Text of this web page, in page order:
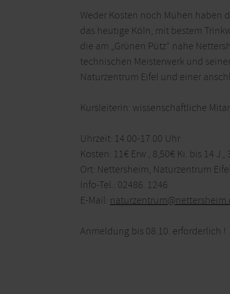
Weder Kosten noch Mühen haben
das heutige Köln, mit bestem
die am „Grünen Pütz“ nahe
technischen Meisterwerk und
Naturzentrum Eifel und einer
Kursleiterin: wissenschaftliche
Uhrzeit: 14.00-17.00 Uhr
Kosten: 11€ Erw., 8,50€ Ki. bis 14 J.,
Ort: Nettersheim, Naturzentrum
Info-Tel.: 02486. 1246
E-Mail:
Anmeldung bis 08.10. erforderlich !